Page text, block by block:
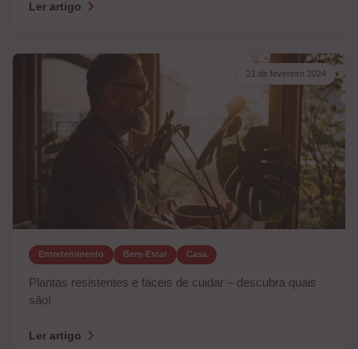
Ler artigo
21 de fevereiro 2024
Entretenimento Bem-Estar Casa
Plantas resistentes e fáceis de cuidar – descubra quais
são!
Ler artigo